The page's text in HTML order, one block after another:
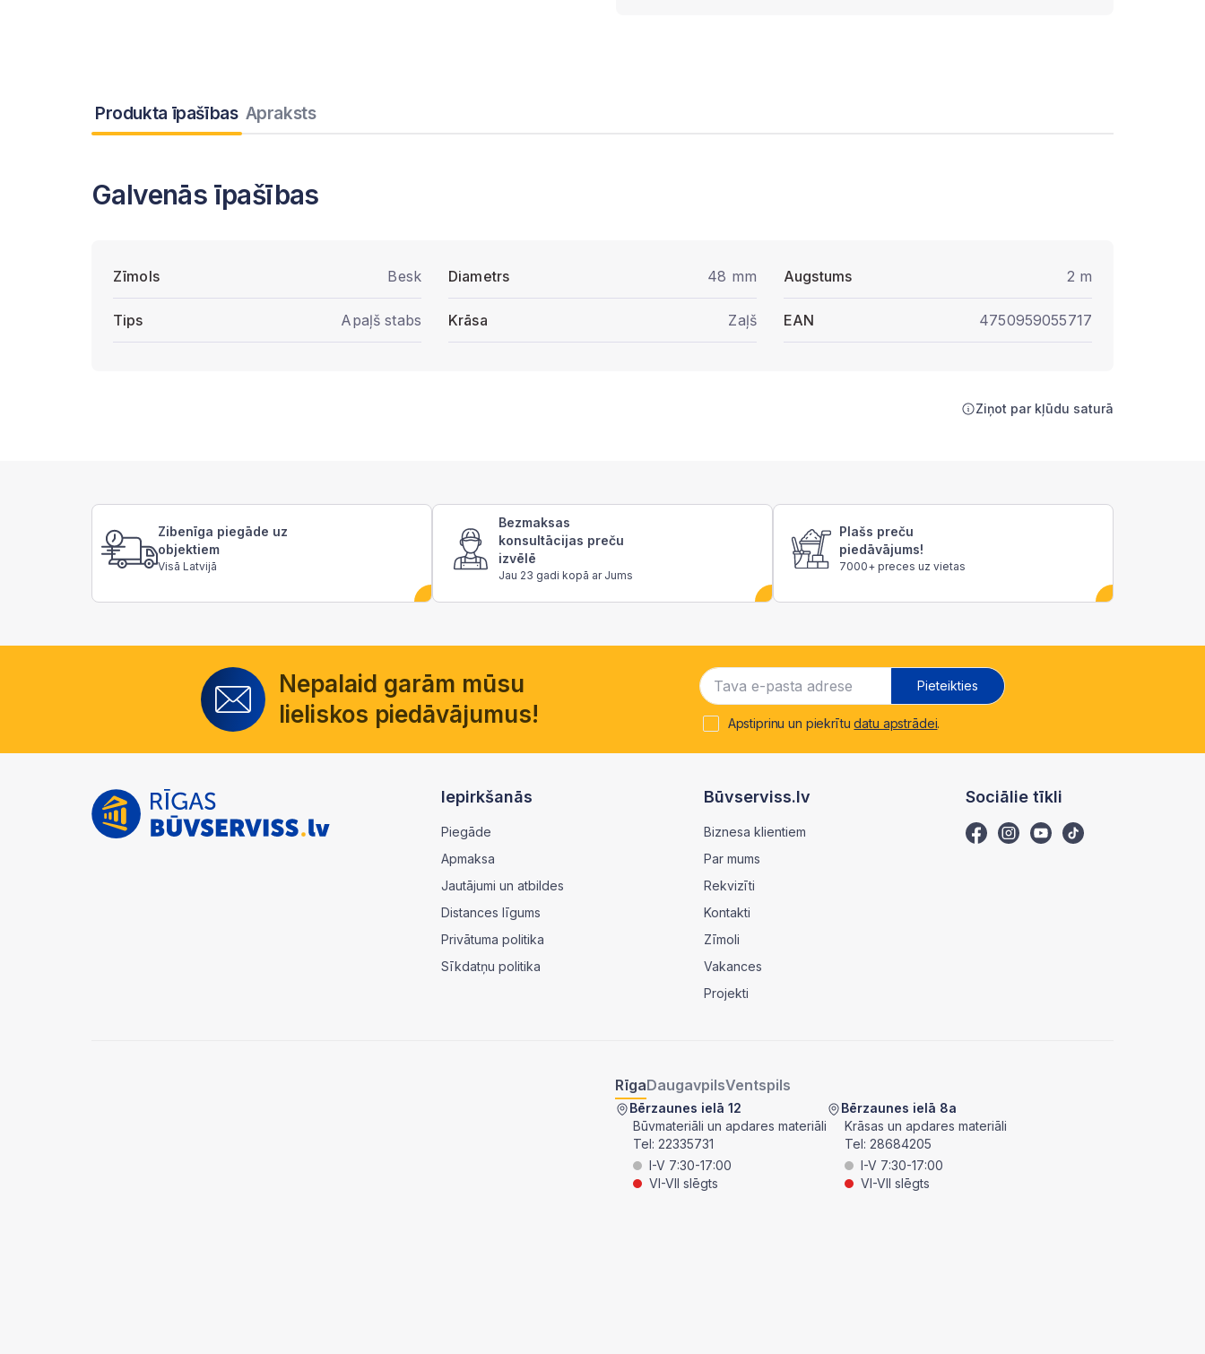
Produkta īpašības Apraksts
Galvenās īpašības
Zīmols Besk Diametrs 48 mm Augstums 2 m
Tips Apaļš stabs Krāsa Zaļš EAN 4750959055717
Ziņot par kļūdu saturā
Zibenīga piegāde uz
objektiem
Visā Latvijā
Bezmaksas
konsultācijas preču
izvēlē
Jau 23 gadi kopā ar Jums
Plašs preču
piedāvājums!
7000+ preces uz vietas
Nepalaid garām mūsu
lieliskos piedāvājumus!
Pieteikties
Apstiprinu un piekrītudatu apstrādei.
Iepirkšanās
Piegāde
Apmaksa
Jautājumi un atbildes
Distances līgums
Privātuma politika
Sīkdatņu politika
Būvserviss.lv
Biznesa klientiem
Par mums
Rekvizīti
Kontakti
Zīmoli
Vakances
Projekti
Sociālie tīkli
RīgaDaugavpilsVentspils
Bērzaunes ielā 12
Būvmateriāli un apdares materiāli
Tel: 22335731
I-V 7:30-17:00
VI-VII slēgts
Bērzaunes ielā 8a
Krāsas un apdares materiāli
Tel: 28684205
I-V 7:30-17:00
VI-VII slēgts